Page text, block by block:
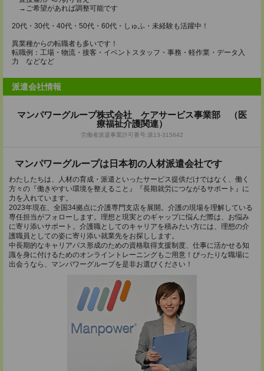
→ご希望があれば調整可能です
20代・30代・40代・50代・60代・しゅふ・未経験も活躍中！
異業種からの転職者も多いです！
転職例：工場・物流・接客・イベントスタッフ・事務・軽作業・データ入
力 などなど
派遣会社情報
マンパワーグループ株式会社 ケアサービス事業部 （医
療福祉介護関連）
労働者派遣事業許可番号:派13-315642
マンパワーグループは日本初の人材派遣会社です
わたしたちは、人材の育成・派遣といったサービス提供だけではなく、働く
方々の『働きやすい環境を整えること』『長期就労につながるサポート』に
力を入れています。
2023年現在、全国34拠点に介護専門支店を展開。介護の現場を理解している
専任担当がフォローします。理想と現実とのギャップに悩んだ際は、お悩み
に寄り添いサポート。介護職としてのキャリアを積みたい方には、理想の介
護職員としての姿に寄り添い就業先をお探しします。
中長期的なキャリアパス形成のための資格取得支援制度、仕事に活かせる知
識を身に付けるためのオンライントレーニングもご用意！ぴったりな職場に
出会うなら、マンパワーグループを是非お選びください！